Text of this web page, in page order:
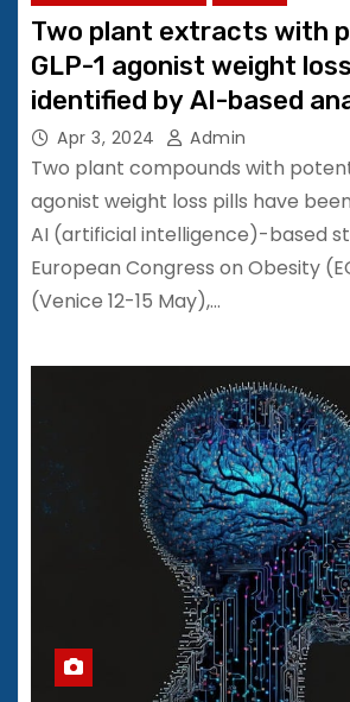
Two plant extracts with
GLP-1 agonist weight
identified by AI-based
Apr 3, 2024 Admin
Two plant compounds with
agonist weight loss pills have
AI (artificial intelligence)-based
European Congress on Obesity
(Venice 12-15 May),…